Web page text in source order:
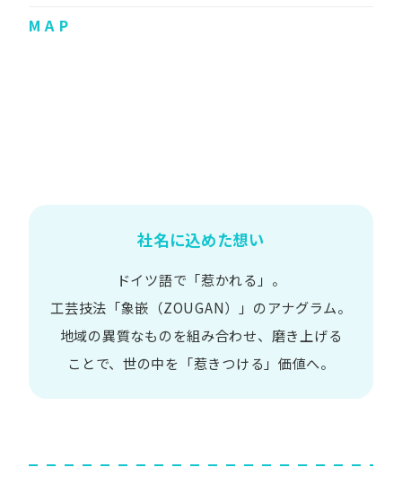
M A P
社名に込めた想い
ドイツ語で​「惹かれる」。
工芸技法​「象嵌​（ZOUGAN）」の​アナグラム。
地域の​異質な​ものを​組み合わせ、 磨き上げる​
ことで、 世の​中を​「惹きつける」価値へ。​